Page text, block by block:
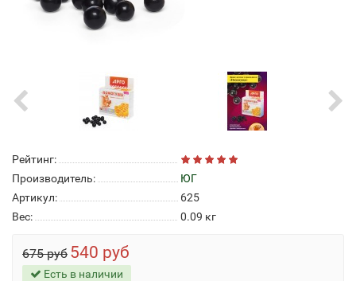
Рейтинг:
Производитель:
ЮГ
Артикул:
625
Вес:
0.09 кг
675 руб 540 руб
Есть в наличии